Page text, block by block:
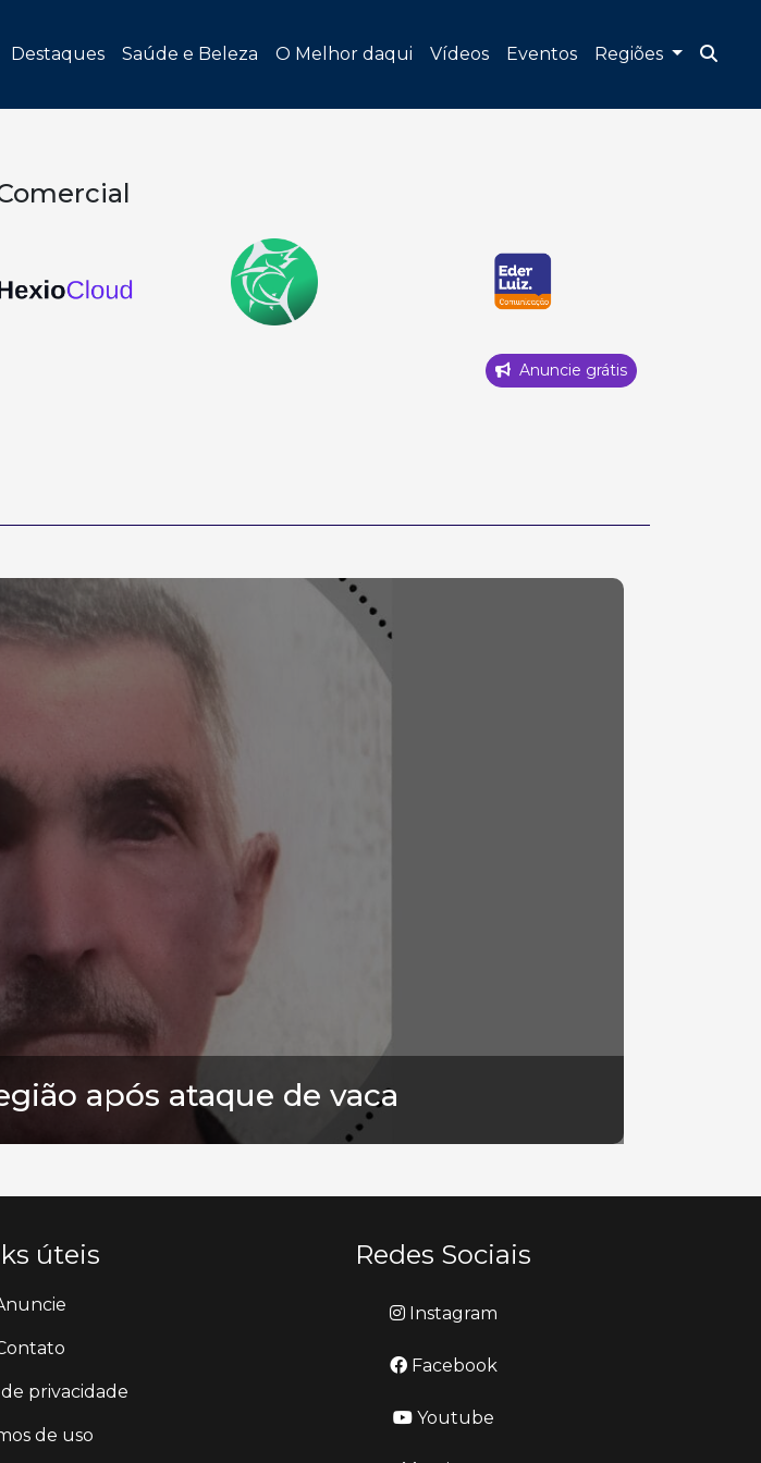
Destaques Saúde e Beleza O Melhor daqui Vídeos Eventos Regiões
Anuncie grátis
após ataque de vaca
úteis
privacidade
de uso
Redes Sociais
Instagram
Facebook
Youtube